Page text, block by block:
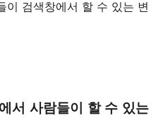
이 검색창에서 할 수 있는 변
서 사람들이 할 수 있는